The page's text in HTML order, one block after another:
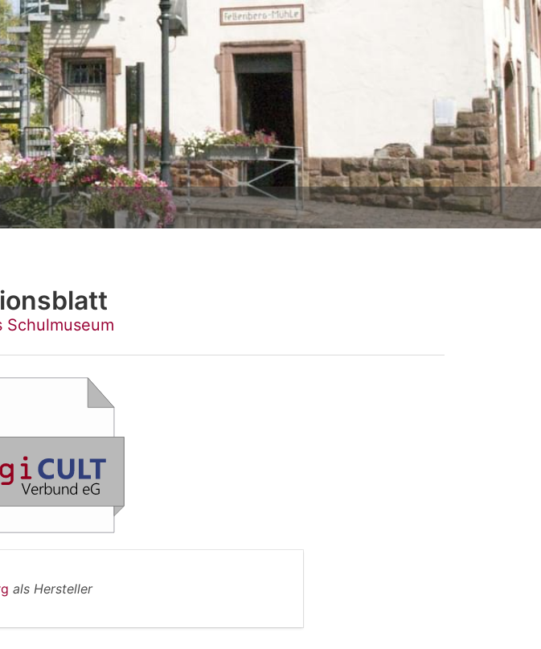
Schulmuseum
als Hersteller